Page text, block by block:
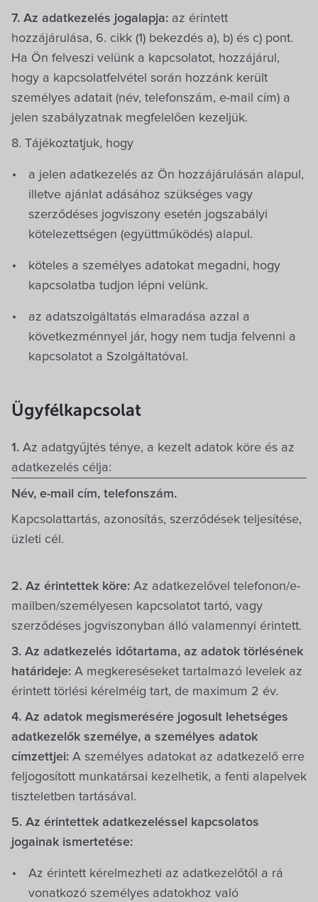
7. Az adatkezelés jogalapja: az érintett
hozzájárulása, 6. cikk (1) bekezdés a), b) és c) pont.
Ha Ön felveszi velünk a kapcsolatot, hozzájárul,
hogy a kapcsolatfelvétel során hozzánk került
személyes adatait (név, telefonszám, e-mail cím) a
jelen szabályzatnak megfelelően kezeljük.
8. Tájékoztatjuk, hogy
a jelen adatkezelés az Ön hozzájárulásán alapul,
illetve ajánlat adásához szükséges vagy
szerződéses jogviszony esetén jogszabályi
kötelezettségen (együttműködés) alapul.
köteles a személyes adatokat megadni, hogy
kapcsolatba tudjon lépni velünk.
az adatszolgáltatás elmaradása azzal a
következménnyel jár, hogy nem tudja felvenni a
kapcsolatot a Szolgáltatóval.
Ügyfélkapcsolat
1. Az adatgyűjtés ténye, a kezelt adatok köre és az
adatkezelés célja:
Név, e-mail cím, telefonszám.
Kapcsolattartás, azonosítás, szerződések teljesítése,
üzleti cél.
2. Az érintettek köre: Az adatkezelővel telefonon/e-
mailben/személyesen kapcsolatot tartó, vagy
szerződéses jogviszonyban álló valamennyi érintett.
3. Az adatkezelés időtartama, az adatok törlésének
határideje: A megkereséseket tartalmazó levelek az
érintett törlési kérelméig tart, de maximum 2 év.
4. Az adatok megismerésére jogosult lehetséges
adatkezelők személye, a személyes adatok
címzettjei: A személyes adatokat az adatkezelő erre
feljogosított munkatársai kezelhetik, a fenti alapelvek
tiszteletben tartásával.
5. Az érintettek adatkezeléssel kapcsolatos
jogainak ismertetése:
Az érintett kérelmezheti az adatkezelőtől a rá
vonatkozó személyes adatokhoz való